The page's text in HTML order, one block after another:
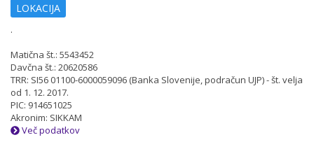
LOKACIJA
.
Matična št.: 5543452
Davčna št.: 20620586
TRR: SI56 01100-6000059096 (Banka Slovenije, podračun UJP) - št. velja
od 1. 12. 2017.
PIC: 914651025
Akronim: SIKKAM
Več podatkov